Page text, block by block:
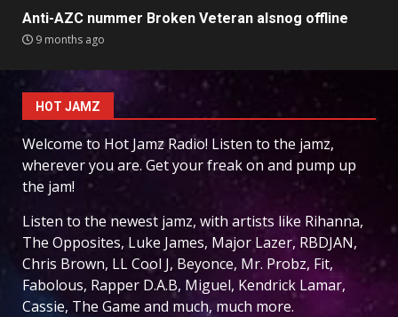
Anti-AZC nummer Broken Veteran alsnog offline
9 months ago
HOT JAMZ
Welcome to Hot Jamz Radio! Listen to the jamz,
wherever you are. Get your freak on and pump up
the jam!
Listen to the newest jamz, with artists like Rihanna,
The Opposites, Luke James, Major Lazer, RBDJAN,
Chris Brown, LL Cool J, Beyonce, Mr. Probz, Fit,
Fabolous, Rapper D.A.B, Miguel, Kendrick Lamar,
Cassie, The Game and much, much more.